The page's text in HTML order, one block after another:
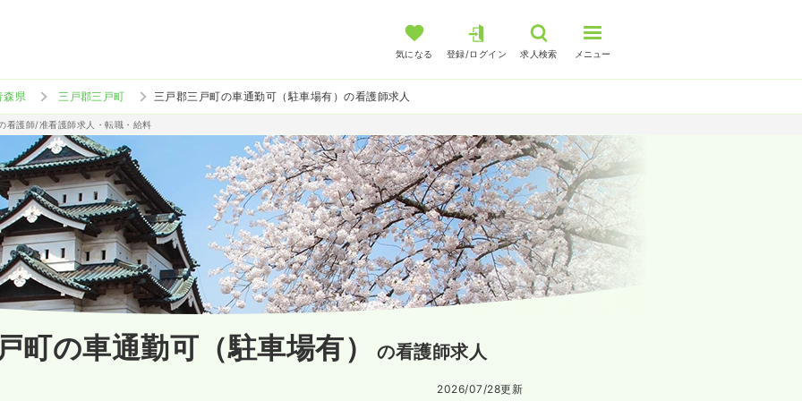
気になる 登録/ログイン 求人検索 メニュー
森県 三戸郡三戸町 三戸郡三戸町の車通勤可（駐車場有）の看護師求人
看護師/准看護師求人・転職・給料
町の車通勤可（駐車場有） の看護師求人
2026/07/28更新